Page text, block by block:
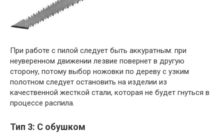
При работе с пилой следует быть аккуратным: при
неуверенном движении лезвие повернет в другую
сторону, потому выбор ножовки по дереву с узким
полотном следует остановить на изделии из
качественной жесткой стали, которая не будет гнуться в
процессе распила.
Тип 3: С обушком